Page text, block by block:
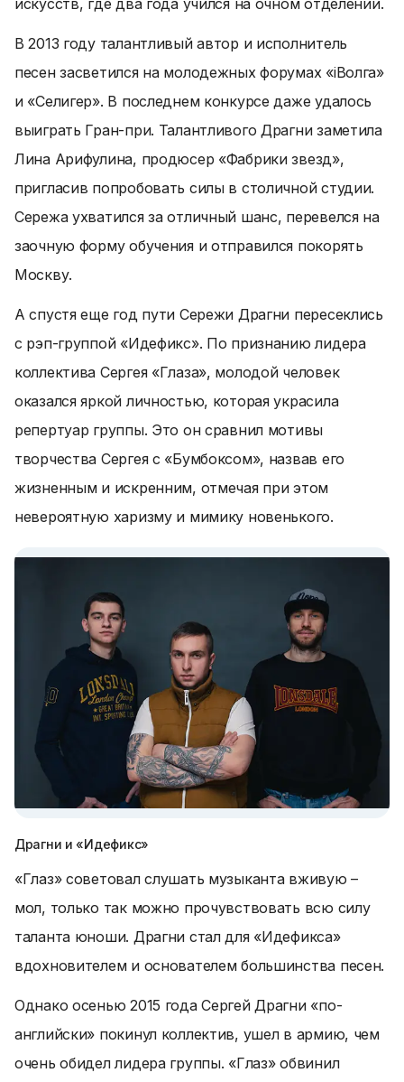
искусств, где два года учился на очном отделении.
В 2013 году талантливый автор и исполнитель
песен засветился на молодежных форумах «iВолга»
и «Селигер». В последнем конкурсе даже удалось
выиграть Гран-при. Талантливого Драгни заметила
Лина Арифулина, продюсер «Фабрики звезд»,
пригласив попробовать силы в столичной студии.
Сережа ухватился за отличный шанс, перевелся на
заочную форму обучения и отправился покорять
Москву.
А спустя еще год пути Сережи Драгни пересеклись
с рэп-группой «Идефикс». По признанию лидера
коллектива Сергея «Глаза», молодой человек
оказался яркой личностью, которая украсила
репертуар группы. Это он сравнил мотивы
творчества Сергея с «Бумбоксом», назвав его
жизненным и искренним, отмечая при этом
невероятную харизму и мимику новенького.
Драгни и «Идефикс»
«Глаз» советовал слушать музыканта вживую –
мол, только так можно прочувствовать всю силу
таланта юноши. Драгни стал для «Идефикса»
вдохновителем и основателем большинства песен.
Однако осенью 2015 года Сергей Драгни «по-
английски» покинул коллектив, ушел в армию, чем
очень обидел лидера группы. «Глаз» обвинил